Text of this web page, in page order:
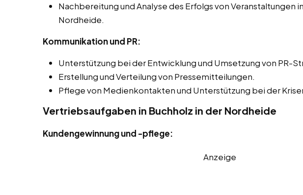
Nachbereitung und Analyse des Erfolgs von Veranstaltungen
Nordheide.
Kommunikation und PR:
Unterstützung bei der Entwicklung und Umsetzung von PR-
Erstellung und Verteilung von Pressemitteilungen.
Pflege von Medienkontakten und Unterstützung bei der
Vertriebsaufgaben in Buchholz in der Nordheide
Kundengewinnung und -pflege:
Anzeige